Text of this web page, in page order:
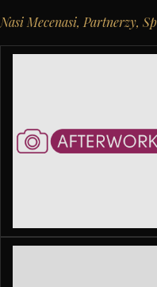
Nasi Mecenasi, Partnerzy,